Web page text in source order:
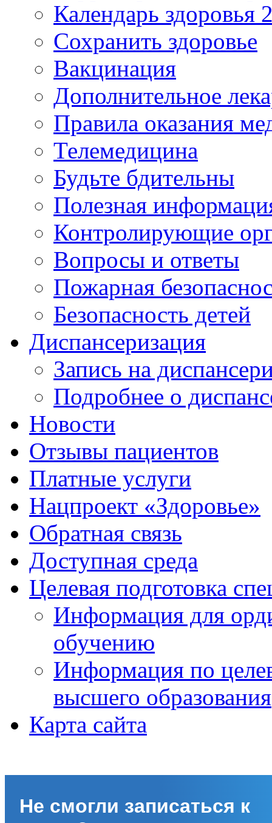
Календарь здоровья
Сохранить здоровье
Вакцинация
Дополнительное
Правила оказания
Телемедицина
Будьте бдительны
Полезная
Контролирующие
Вопросы и ответы
Пожарная
Безопасность детей
Диспансеризация
Запись на
Подробнее о
Новости
Отзывы пациентов
Платные услуги
Нацпроект «Здоровье»
Обратная связь
Доступная среда
Целевая подготовка
Информация для
обучению
Информация по
высшего образования
Карта сайта
Не смогли записаться к